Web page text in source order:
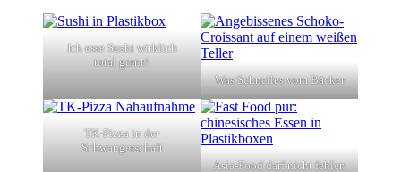
Ich esse Sushi wirklich
total gerne!
Was Schnelles vom Bäcker
TK-Pizza in der
Schwangerschaft
Asia-Food darf nicht fehlen